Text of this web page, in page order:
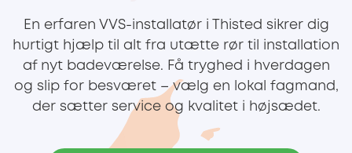
En erfaren VVS-installatør i Thisted sikrer dig
hurtigt hjælp til alt fra utætte rør til installation
af nyt badeværelse. Få tryghed i hverdagen
og slip for besværet – vælg en lokal fagmand,
der sætter service og kvalitet i højsædet.